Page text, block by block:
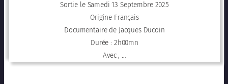
Sortie le Samedi 13 Septembre 2025
Origine Français
Documentaire de Jacques Ducoin
Durée : 2h00mn
Avec , …